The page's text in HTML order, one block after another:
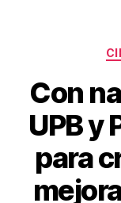
Con
UPB y
para